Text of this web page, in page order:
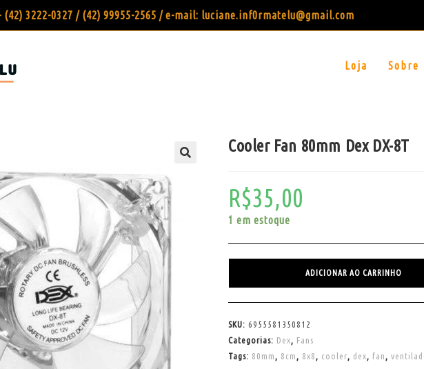
3222-0327 / (42) 99955-2565 / e-mail: luciane.inf0rmatelu@gmail.com
Loja Sobre
Cooler Fan 80mm Dex DX-8T
R$35,00
1 em estoque
ADICIONAR AO CARRINHO
SKU: 6955581350812
Categorias: Dex, Fans
Tags: 80mm , 8cm , 8x8 , cooler, dex, fan ,